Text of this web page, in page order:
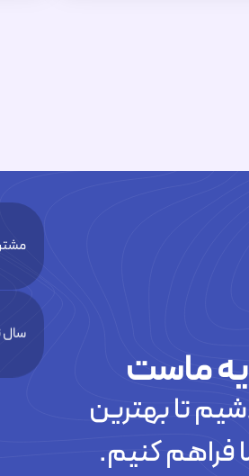
ماست
تا بهترین
فراهم کنیم.
سال